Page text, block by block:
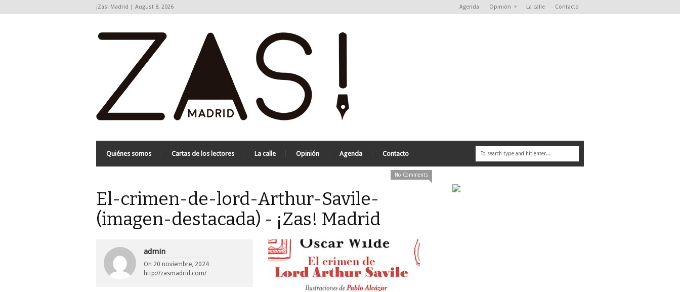
¡Zas! Madrid | August 8, 2026 Agenda Opinión La calle Contacto
Quiénes somos Cartas de los lectores La calle Opinión Agenda Contacto
No Comments
El-crimen-de-lord-Arthur-Savile-
(imagen-destacada) - ¡Zas! Madrid
admin
On 20 noviembre, 2024
http://zasmadrid.com/